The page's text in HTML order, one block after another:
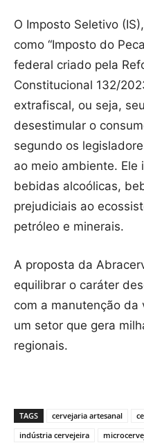
O Imposto Seletivo
como “Imposto do
federal criado pela
Constitucional 132/
extrafiscal, ou seja,
desestimular o
segundo os
ao meio ambiente. Ele
bebidas alcoólicas,
prejudiciais ao
petróleo e minerais.
A proposta da
equilibrar o caráter
com a manutenção
um setor que gera
regionais.
TAGS cervejaria artesanal
indústria cervejeira